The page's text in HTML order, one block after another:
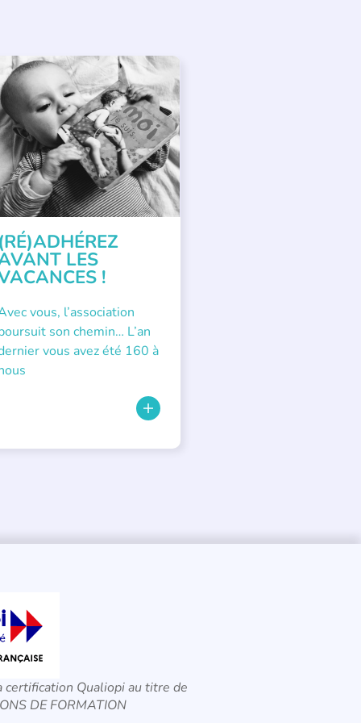
APPEL À SOUTIEN
(RÉ)ADHÉREZ
LES
!
vous, l’association
son chemin… L’an
vous avez été 160 à
certification Qualiopi au titre de
DE FORMATION